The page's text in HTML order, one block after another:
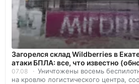
Загорелся склад Wildberries в
атаки БПЛА: все, что известно
07.08
Уничтожены восемь
на кровлю логистического центра,